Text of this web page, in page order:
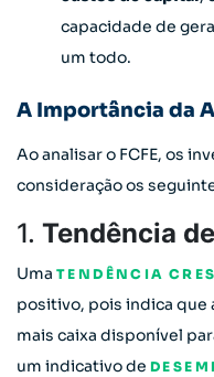
capacidade de
um todo.
A Importância da
Ao analisar o FCFE, os
consideração os
1. Tendência
Uma TENDÊNCIA
positivo, pois indica que
mais caixa disponível
um indicativo de